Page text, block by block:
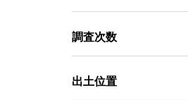
調査次数
出土位置